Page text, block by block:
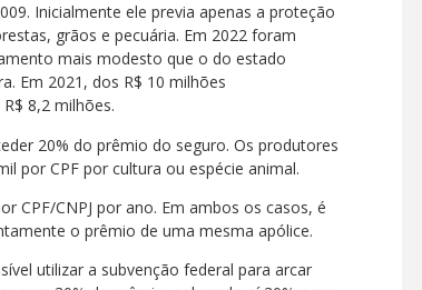
Inicialmente ele previa apenas a proteção
grãos e pecuária. Em 2022 foram
mais modesto que o do estado
Em 2021, dos R$ 10 milhões
8,2 milhões.
20% do prêmio do seguro. Os produtores
por CPF por cultura ou espécie animal.
CPF/CNPJ por ano. Em ambos os casos, é
o prêmio de uma mesma apólice.
utilizar a subvenção federal para arcar